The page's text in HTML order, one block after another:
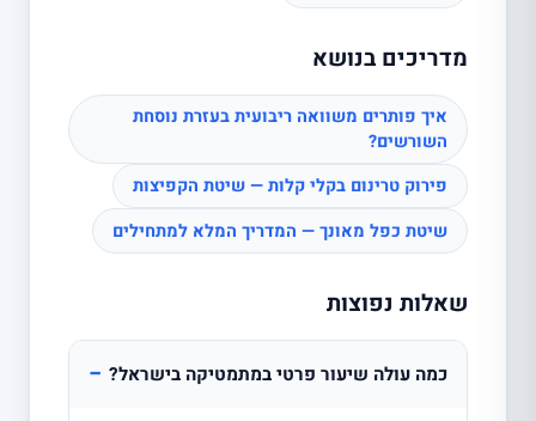
מדריכים בנושא
איך פותרים משוואה ריבועית בעזרת נוסחת
השורשים?
פירוק טרינום בקלי קלות — שיטת הקפיצות
שיטת כפל מאונך — המדריך המלא למתחילים
שאלות נפוצות
כמה עולה שיעור פרטי במתמטיקה בישראל? −